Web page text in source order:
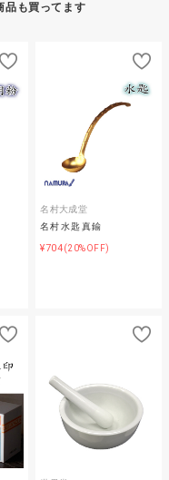
品も買ってます
名村大成堂
名村 水匙 真鍮
¥704(20%OFF)